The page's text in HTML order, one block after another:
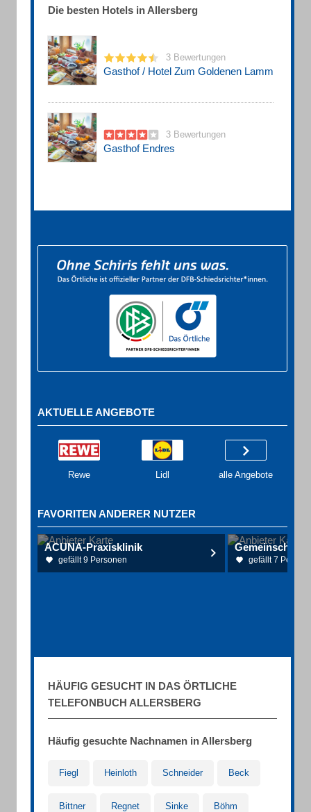
Die besten Hotels in Allersberg
3 Bewertungen
Gasthof / Hotel Zum Goldenen Lamm
3 Bewertungen
Gasthof Endres
AKTUELLE ANGEBOTE
Rewe Lidl alle Angebote
FAVORITEN ANDERER NUTZER
ACUNA-Praxisklinik
gefällt 9 Personen gefällt 7
HÄUFIG GESUCHT IN DAS ÖRTLICHE
TELEFONBUCH ALLERSBERG
Häufig gesuchte Nachnamen in Allersberg
Fiegl Heinloth Schneider Beck
Bittner Regnet Sinke Böhm